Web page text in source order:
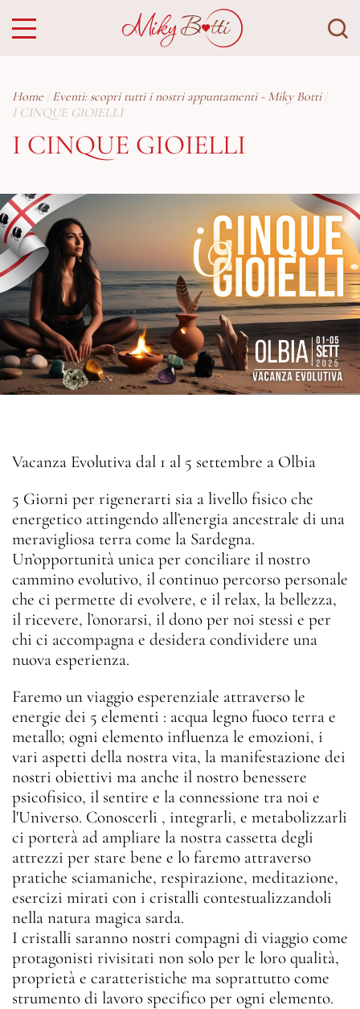
Home Eventi: scopri tutti i nostri appuntamenti - Miky Botti
I CINQUE GIOIELLI
I CINQUE GIOIELLI
Vacanza Evolutiva dal 1 al 5 settembre a Olbia
5 Giorni per rigenerarti sia a livello fisico che
energetico attingendo all’energia ancestrale di una
meravigliosa terra come la Sardegna.
Un’opportunità unica per conciliare il nostro
cammino evolutivo, il continuo percorso personale
che ci permette di evolvere, e il relax, la bellezza,
il ricevere, l’onorarsi, il dono per noi stessi e per
chi ci accompagna e desidera condividere una
nuova esperienza.
Faremo un viaggio esperenziale attraverso le
energie dei 5 elementi : acqua legno fuoco terra e
metallo; ogni elemento influenza le emozioni, i
vari aspetti della nostra vita, la manifestazione dei
nostri obiettivi ma anche il nostro benessere
psicofisico, il sentire e la connessione tra noi e
l'Universo. Conoscerli , integrarli, e metabolizzarli
ci porterà ad ampliare la nostra cassetta degli
attrezzi per stare bene e lo faremo attraverso
pratiche sciamaniche, respirazione, meditazione,
esercizi mirati con i cristalli contestualizzandoli
nella natura magica sarda.
I cristalli saranno nostri compagni di viaggio come
protagonisti rivisitati non solo per le loro qualità,
proprietà e caratteristiche ma soprattutto come
strumento di lavoro specifico per ogni elemento.